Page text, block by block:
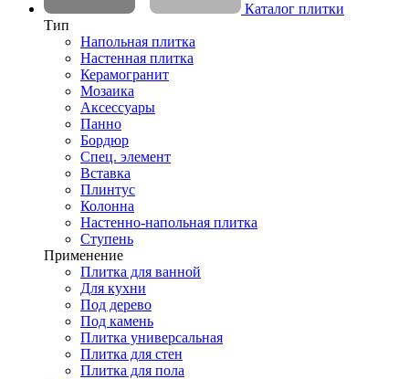
Каталог плитки
Тип
Напольная плитка
Настенная плитка
Керамогранит
Мозаика
Аксессуары
Панно
Бордюр
Спец. элемент
Вставка
Плинтус
Колонна
Настенно-напольная плитка
Ступень
Применение
Плитка для ванной
Для кухни
Под дерево
Под камень
Плитка универсальная
Плитка для стен
Плитка для пола